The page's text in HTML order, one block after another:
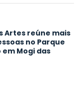
Artes reúne mais
no Parque
Mogi das